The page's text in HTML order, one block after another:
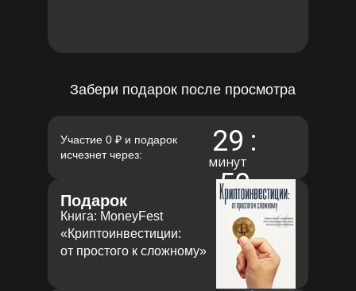
Участие 0 ₽ и подарок
исчезнет через:
29
минут
:
49
секунд
Подарок
Книга: MoneyFest
«Криптоинвестиции:
от простого к сложному»
Забери подарок после просмотра